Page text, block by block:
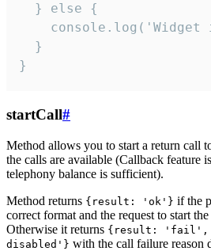
  } else {
console.log('Widget
  }
}
startCall#
Method allows you to start a return call
the calls are available (Callback feature
telephony balance is sufficient).
Method returns {result: 'ok'} if the
correct format and the request to start
Otherwise it returns {result: 'fail',
disabled'} with the call failure reason